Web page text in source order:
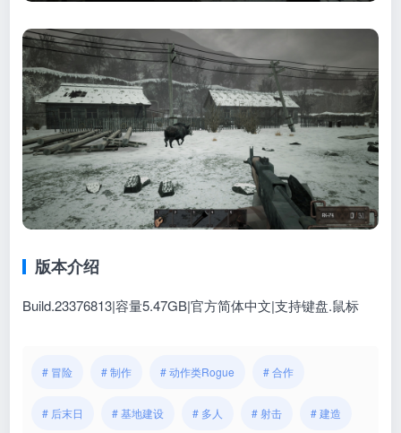
版本介绍
Build.23376813|容量5.47GB|官方简体中文|支持键盘.鼠标
# 冒险 # 制作 # 动作类Rogue # 合作
# 后末日 # 基地建设 # 多人 # 射击 # 建造